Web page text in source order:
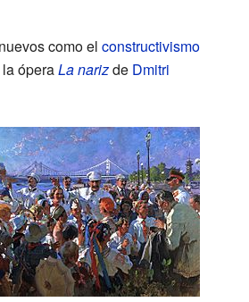
como el constructivismo
óperaLa narizde Dmitri